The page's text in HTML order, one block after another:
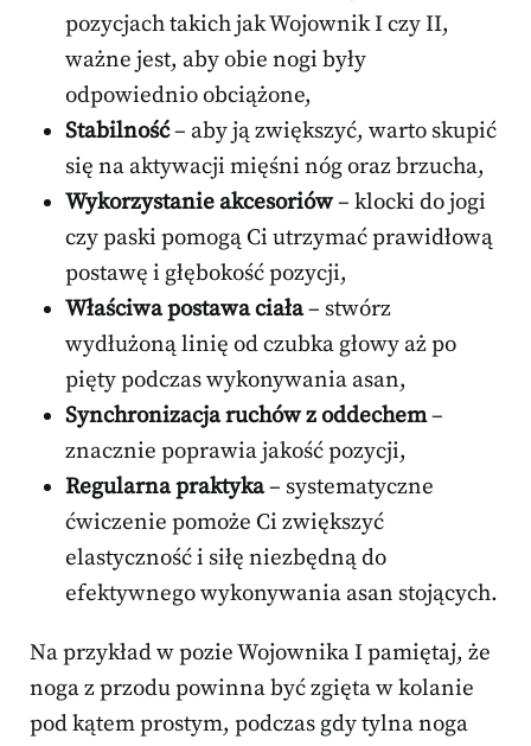
pozycjach takich jak Wojownik I czy II,
ważne jest, aby obie nogi były
odpowiednio obciążone,
Stabilność– aby ją zwiększyć, warto skupić
się na aktywacji mięśni nóg oraz brzucha,
Wykorzystanie akcesoriów– klocki do jogi
czy paski pomogą Ci utrzymać prawidłową
postawę i głębokość pozycji,
Właściwa postawa ciała– stwórz
wydłużoną linię od czubka głowy aż po
pięty podczas wykonywania asan,
Synchronizacja ruchów z oddechem–
znacznie poprawia jakość pozycji,
Regularna praktyka– systematyczne
ćwiczenie pomoże Ci zwiększyć
elastyczność i siłę niezbędną do
efektywnego wykonywania asan stojących.
Na przykład w pozie Wojownika I pamiętaj, że
noga z przodu powinna być zgięta w kolanie
pod kątem prostym, podczas gdy tylna noga